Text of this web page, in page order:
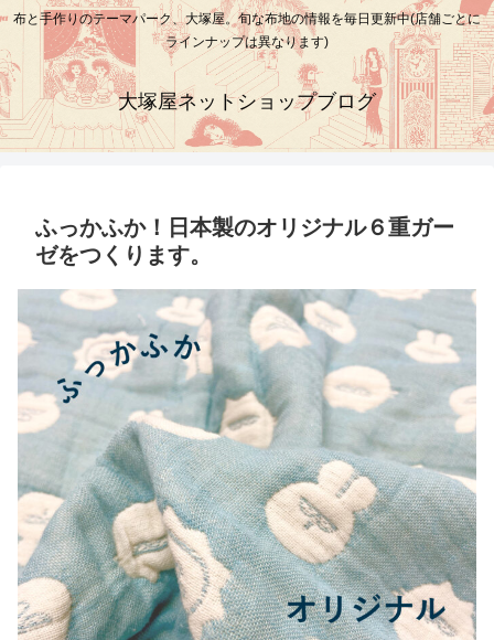
布と手作りのテーマパーク、大塚屋。旬な布地の情報を毎日更新中(店舗ごとに
ラインナップは異なります)
大塚屋ネットショップブログ
ふっかふか！日本製のオリジナル６重ガー
ゼをつくります。